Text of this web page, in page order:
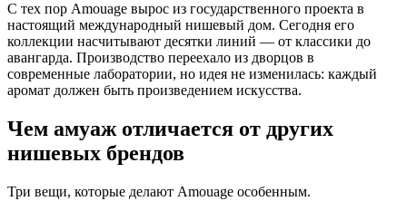
С тех пор Amouage вырос из государственного проекта в
настоящий международный нишевый дом. Сегодня его
коллекции насчитывают десятки линий — от классики до
авангарда. Производство переехало из дворцов в
современные лаборатории, но идея не изменилась: каждый
аромат должен быть произведением искусства.
Чем амуаж отличается от других
нишевых брендов
Три вещи, которые делают Amouage особенным.